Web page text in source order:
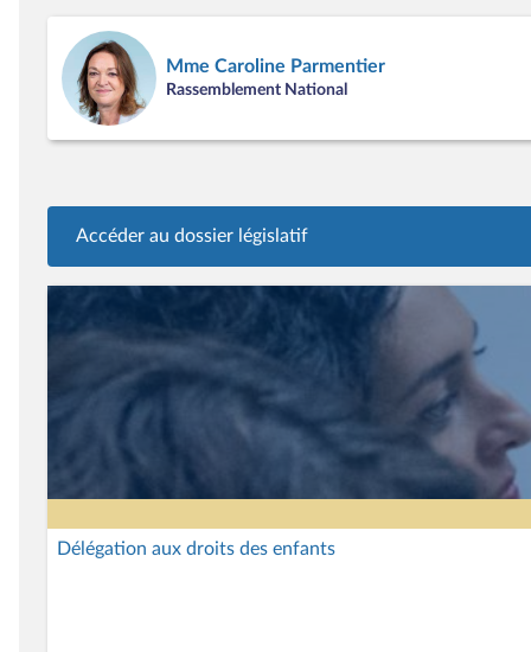
Mme Caroline Parmentier
Rassemblement National
Accéder au dossier législatif
Délégation aux droits des enfants